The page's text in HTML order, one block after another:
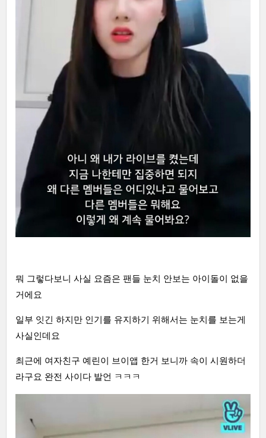
뭐 그렇다보니 사실 요즘은 팬들 눈치 안보는 아이돌이 없을
거에요
일부 잇긴 하지만 인기를 유지하기 위해서는 눈치를 보는게
사실인데요
최근에 여자친구 예린이 브이앱 한거 보니까 속이 시원하더
라구요 완전 사이다 발언 ㅋㅋㅋ